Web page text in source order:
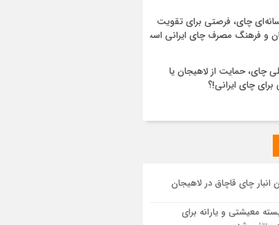
چای، فرصتی برای تقویت
و فرهنگ مصرف چای ایرانی است
چای، حمایت از لاهیجان یا
برای چای ایرانی!؟
شهید انقلاب در حرم مطهر
امام رئوف
مراسم تشییع پیکر مطهر آقای
انبار چای قاچاق در لاهیجان
معیشتی و یارانه برای